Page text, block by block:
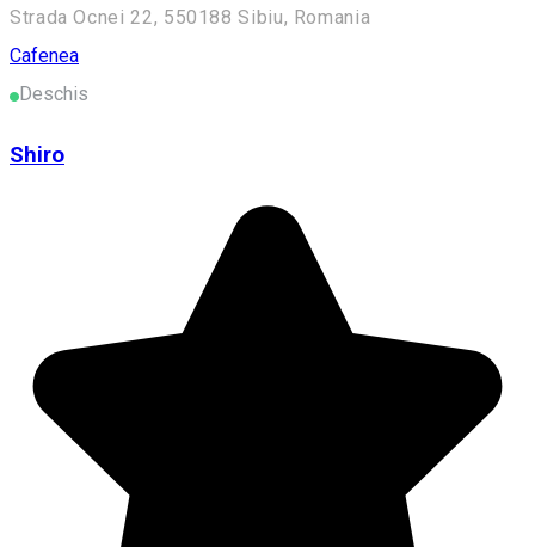
Strada Ocnei 22, 550188 Sibiu, Romania
Cafenea
Deschis
Shiro